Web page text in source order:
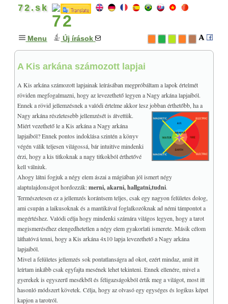
72.sk
Menu Új írások
GONDOLATOK+
TAROT+
A könyvről
Bevezető
ALAPFOGALMAK+
Történelmi áttekintés
Magyar vonatkozások
A KIS ARKÁNA+
Bevezető a Kis arkánába
A tűz elem lapjai
A víz elem lapjai
A levegő elem lapjai
Kabbala és a tarot
A NAGY ARKÁNA
Miért 78 lap?
A hármas elrendezés
A Kis arkána számozott lapjai
A Kis arkána számozott lapjainak leírásában megpróbáltam a lapok értelmét
röviden megfogalmazni, hogy az levezethető legyen a Nagy arkána lapjaiból.
Ennek a rövid jellemzésnek a valódi értelme akkor lesz jobban érthetőbb, ha a
Nagy arkána részletesebb jellemzését is átvettük.
Miért vezethető le a Kis arkána a Nagy arkána
lapjaiból? Ennek pontos indoklása szintén a könyv
végén válik teljesen világossá, bár intuitíve mindenki
érzi, hogy a kis titkoknak a nagy titkokból érthetővé
kell válniuk.
Ahogy látni fogjuk a négy elem ászai a mágiában jól ismert négy
alaptulajdonságot hordozzák:merni, akarni, hallgatni,tudni.
Természetesen ez a jellemzés korántsem teljes, csak egy nagyon felületes dolog,
ami csupán a laikusoknak és a mantikával foglalkozóknak ad némi támpontot a
megértéshez. Valódi célja hogy mindenki számára világos legyen, hogy a tarot
megismeréséhez elengedhetetlen a négy elem gyakorlati ismerete. Másik célom
láthatóvá tenni, hogy a Kis arkána 4x10 lapja levezethető a Nagy arkána
lapjaiból.
Mivel a felületes jellemzés sok pontatlanságra ad okot, ezért mindaz, amit itt
leírtam inkább csak egyfajta mesének lehet tekinteni. Ennek ellenére, mivel a
gyerekek is egyszerű mesékből és féligazságokból értik meg a világot, most itt
hasonló módszert követek. Célja, hogy az olvasó egy egységes és logikus képet
kapjon a tarotról.